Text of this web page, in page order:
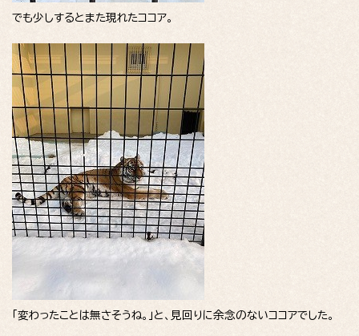
でも少しするとまた現れたココア。
「変わったことは無さそうね。」と、見回りに余念のないココアでした。